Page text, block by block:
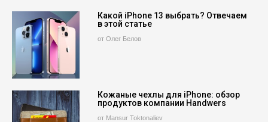
Какой iPhone 13 выбрать? Отвечаем
в этой статье
от Олег Белов
Кожаные чехлы для iPhone: обзор
продуктов компании Handwers
от Mansur Toktonaliev